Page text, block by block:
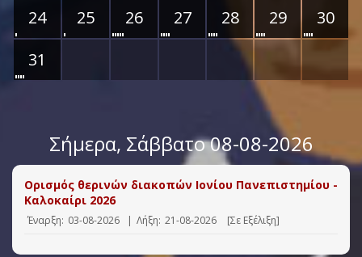
24
25 26 27 28 29
30
31
Σήμερα, Σάββατο 08-08-2026
Ορισμός θερινών διακοπών Ιονίου Πανεπιστημίου -
Καλοκαίρι 2026
Έναρξη: 03-08-2026 | Λήξη: 21-08-2026 [Σε Εξέλιξη]